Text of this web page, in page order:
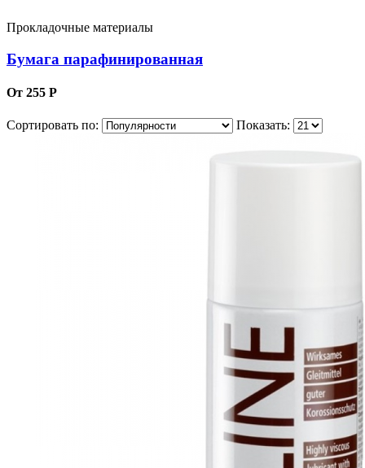
Прокладочные материалы
Бумага парафинированная
От 255 Р
Сортировать по: Показать: